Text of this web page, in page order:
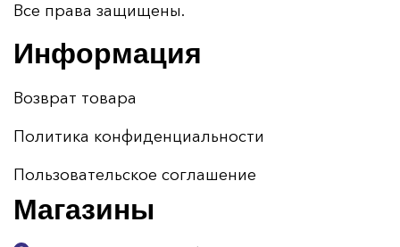
Все права защищены.
Информация
Возврат товара
Политика конфиденциальности
Пользовательское соглашение
Магазины